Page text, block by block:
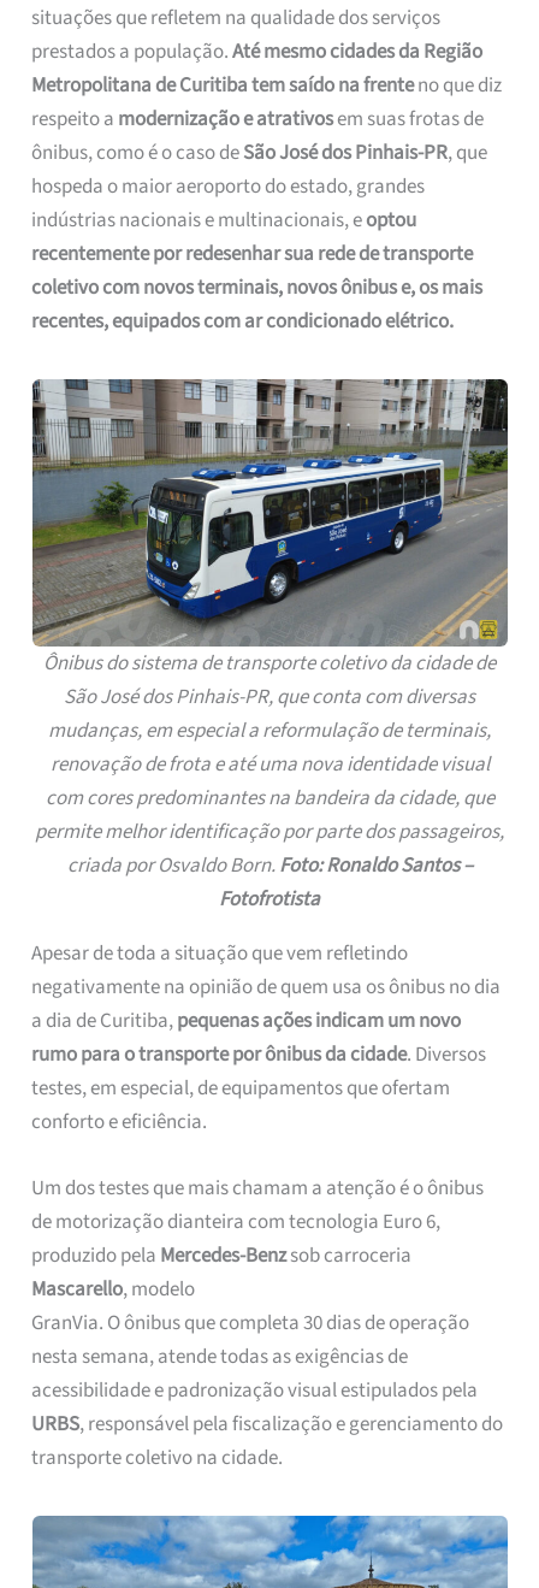
situações que refletem na qualidade dos serviços
prestados a população.Até mesmo cidades da Região
Metropolitana de Curitiba tem saído na frenteno que diz
respeito a modernização e atrativosem suas frotas de
ônibus, como é o caso deSão José dos Pinhais-PR, que
hospeda o maior aeroporto do estado, grandes
indústrias nacionais e multinacionais, eoptou
recentemente por redesenhar sua rede de transporte
coletivo com novos terminais, novos ônibus e, os mais
recentes, equipados com ar condicionado elétrico.
Ônibus do sistema de transporte coletivo da cidade de
São José dos Pinhais-PR, que conta com diversas
mudanças, em especial a reformulação de terminais,
renovação de frota e até uma nova identidade visual
com cores predominantes na bandeira da cidade, que
permite melhor identificação por parte dos passageiros,
criada por Osvaldo Born.Foto: Ronaldo Santos –
Fotofrotista
Apesar de toda a situação que vem refletindo
negativamente na opinião de quem usa os ônibus no dia
a dia de Curitiba,pequenas ações indicam um novo
rumo para o transporte por ônibus da cidade. Diversos
testes, em especial, de equipamentos que ofertam
conforto e eficiência.
Um dos testes que mais chamam a atenção é o ônibus
de motorização dianteira com tecnologia Euro 6,
produzido pela Mercedes-Benzsob carroceria
Mascarello, modelo
GranVia. O ônibus que completa 30 dias de operação
nesta semana, atende todas as exigências de
acessibilidade e padronização visual estipulados pela
URBS, responsável pela fiscalização e gerenciamento do
transporte coletivo na cidade.